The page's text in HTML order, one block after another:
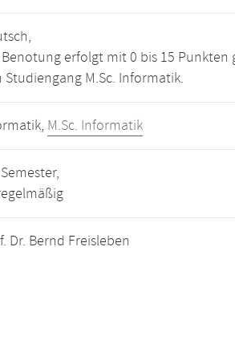
Benotung erfolgt mit 0 bis 15
Studiengang M.Sc. Informatik.
M.Sc. Informatik
Dr. Bernd Freisleben